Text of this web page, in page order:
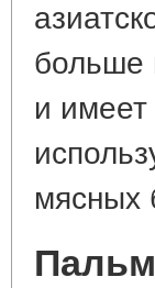
больше
и
мясных